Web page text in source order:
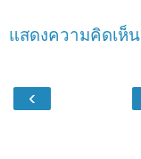
แสดงความคิดเห็น
‹